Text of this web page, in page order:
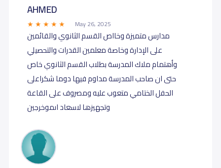
AHMED
May 26, 2025
مدارس متميزة وخااص القسم الثانوي والقائمين
على الإدارة وخاصة معلمين القدرات والتحصيلي
وأهتمام ملاك المدرسة بطلاب القسم الثانوي خاص
حتى ان صاحب المدرسة مداوم فيها دوما شكراعلى
الحفل الختامي متعوب عليه ومصروف على القاعة
وتجهيزها لاسعاد اىموخرجين